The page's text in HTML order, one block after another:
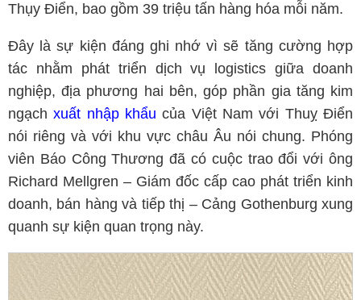
Thụy Điển, bao gồm 39 triệu tấn hàng hóa mỗi năm.
Đây là sự kiện đáng ghi nhớ vì sẽ tăng cường hợp
tác nhằm phát triển dịch vụ logistics giữa doanh
nghiệp, địa phương hai bên, góp phần gia tăng kim
ngạchxuất nhập khẩu của Việt Nam với Thuỵ Điển
nói riêng và với khu vực châu Âu nói chung. Phóng
viên Báo Công Thương đã có cuộc trao đổi với ông
Richard Mellgren – Giám đốc cấp cao phát triển kinh
doanh, bán hàng và tiếp thị – Cảng Gothenburg xung
quanh sự kiện quan trọng này.